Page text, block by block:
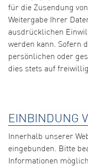
für die Zusendung
Weitergabe Ihrer
ausdrücklichen
werden kann. Sofern
persönlichen oder
dies stets auf
EINBINDUNG
Innerhalb unserer
eingebunden. Bitte
Informationen